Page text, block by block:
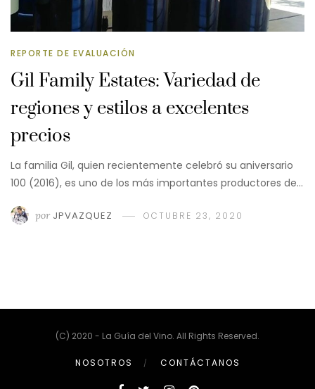
REPORTE DE EVALUACIÓN
Gil Family Estates: Variedad de
regiones y estilos a excelentes
precios
La familia Gil, quien recientemente celebró su aniversario
100 (2016), es uno de los más importantes productores de…
por JPVAZQUEZ OCTUBRE 23, 2020
(C) 2020 - La Guía del Vino. All Rights Reserved.
NOSOTROS CONTÁCTANOS